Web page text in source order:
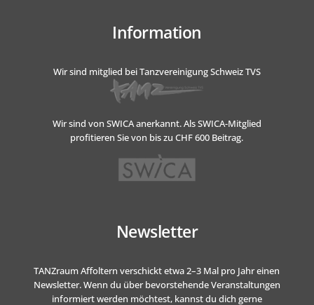
Information
Wir sind mitglied bei Tanzvereinigung Schweiz TVS
Wir sind von SWICA anerkannt.Als SWICA-Mitglied
profitieren Sie von bis zu CHF 600 Beitrag.
Newsletter
TANZraum Affoltern verschickt etwa 2–3 Mal pro Jahr einen
Newsletter. Wenn du über bevorstehende Veranstaltungen
informiert werden möchtest, kannst du dich gerne